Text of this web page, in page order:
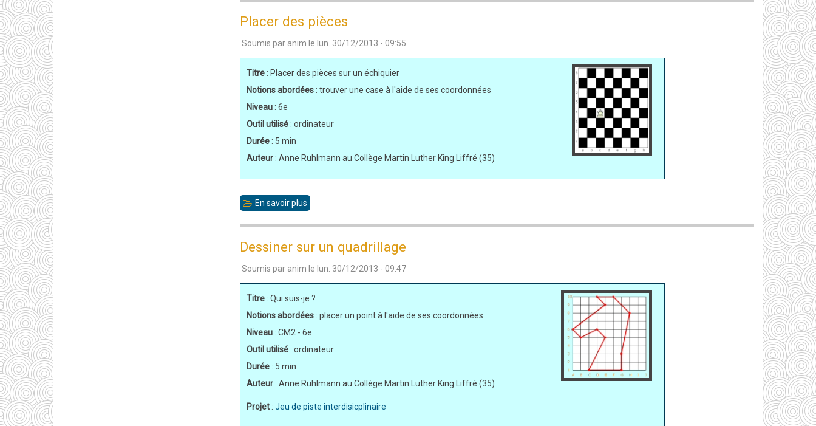
pièces
Placer des pièces
Soumis par anim le lun. 30/12/2013 - 09:55
Titre : Placer des pièces sur un échiquier
Notions abordées: trouver une case à l'aide de ses coordonnées
Niveau : 6e
Outil utilisé: ordinateur
Durée: 5 min
Auteur: Anne Ruhlmann au Collège Martin Luther King Liffré (35)
En savoir plus
pièces
Dessiner sur un quadrillage
Soumis par anim le lun. 30/12/2013 - 09:47
Titre : Qui suis-je ?
Notions abordées: placer un point à l'aide de ses coordonnées
Niveau : CM2 - 6e
Outil utilisé: ordinateur
Durée: 5 min
Auteur: Anne Ruhlmann au Collège Martin Luther King Liffré (35)
Projet: Jeu de piste interdisicplinaire